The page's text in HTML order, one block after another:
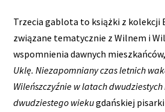
Trzecia gablota to książki z kolekcji
związane tematycznie z Wilnem i
wspomnienia dawnych
Uklę. Niezapomniany czas letnich
Wileńszczyźnie w latach
dwudziestego wiekugdańskiej